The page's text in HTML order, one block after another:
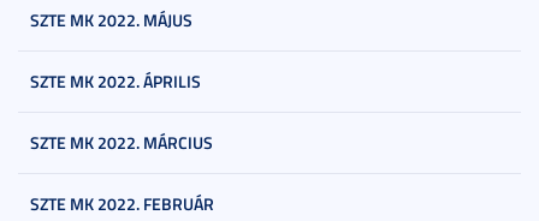
SZTE MK 2022. MÁJUS
SZTE MK 2022. ÁPRILIS
SZTE MK 2022. MÁRCIUS
SZTE MK 2022. FEBRUÁR